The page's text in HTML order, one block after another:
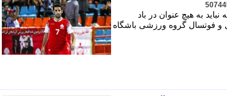
به هیچ عنوان در باد
و فوتسال گروه ورزشی باشگاه